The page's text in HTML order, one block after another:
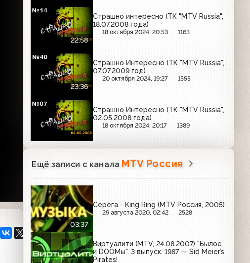
22:58
Страшно интересно (ТК "MTV Russia",
18.07.2008 года)
18 октября 2024, 20:53 1163
23:36
Страшно Интересно (ТК "MTV Russia",
07.07.2009 год)
20 октября 2024, 19:27 1555
Страшно Интересно (ТК "MTV Russia",
02.05.2008 года)
18 октября 2024, 20:17 1389
Ещё записи с канала MTV Россия
03:37
Серёга - King Ring (MTV Россия, 2005)
29 августа 2020, 02:42 2528
Виртуалити (MTV, 24.08.2007) "Былое
и DOOМы". 3 выпуск. 1987 — Sid Meier’s
Pirates!